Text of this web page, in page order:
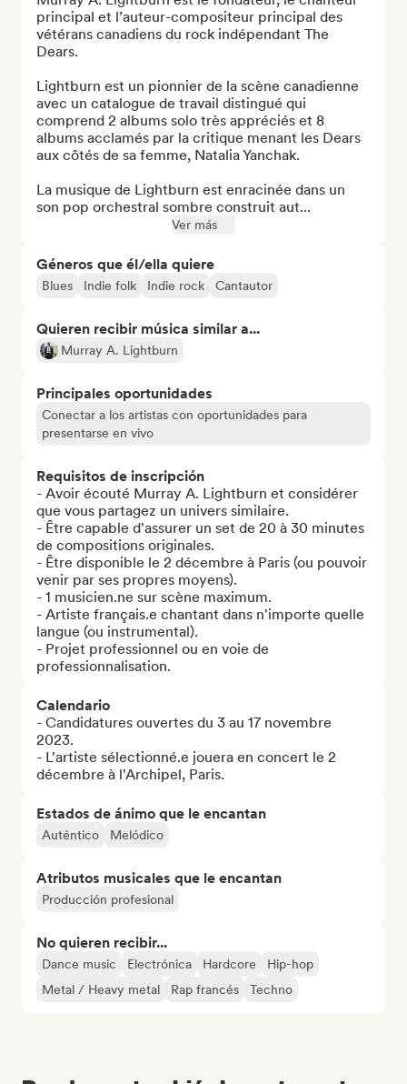
principal et l’auteur-compositeur principal des
vétérans canadiens du rock indépendant The
Dears.
Lightburn est un pionnier de la scène canadienne
avec un catalogue de travail distingué qui
comprend 2 albums solo très appréciés et 8
albums acclamés par la critique menant les Dears
aux côtés de sa femme, Natalia Yanchak.
La musique de Lightburn est enracinée dans un
son pop orchestral sombre construit aut...
Ver más
Géneros que él/ella quiere
Blues Indie folk Indie rock Cantautor
Quieren recibir música similar a...
Murray A. Lightburn
Principales oportunidades
Conectar a los artistas con oportunidades para
presentarse en vivo
Requisitos de inscripción
- Avoir écouté Murray A. Lightburn et considérer
que vous partagez un univers similaire.
- Être capable d'assurer un set de 20 à 30 minutes
de compositions originales.
- Être disponible le 2 décembre à Paris (ou pouvoir
venir par ses propres moyens).
- 1 musicien.ne sur scène maximum.
- Artiste français.e chantant dans n'importe quelle
langue (ou instrumental).
- Projet professionnel ou en voie de
professionnalisation.
Calendario
- Candidatures ouvertes du 3 au 17 novembre
2023.
- L'artiste sélectionné.e jouera en concert le 2
décembre à l'Archipel, Paris.
Estados de ánimo que le encantan
Auténtico Melódico
Atributos musicales que le encantan
Producción profesional
No quieren recibir...
Dance music Electrónica Hardcore
Hip-hop
Metal / Heavy metal
Rap francés Techno